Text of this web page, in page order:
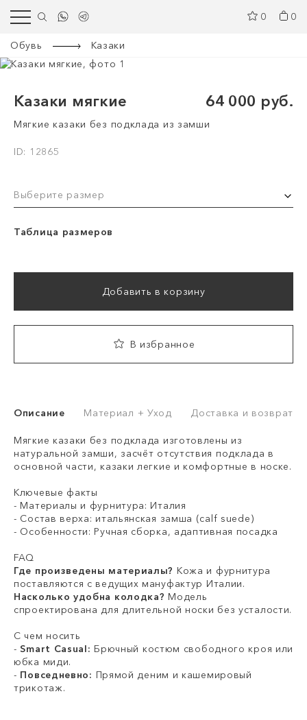
0 0
Обувь Казаки
Казаки мягкие 64 000 руб.
Мягкие казаки без подклада из замши
ID: 12865
Выберите размер
Таблица размеров
Добавить в корзину
В избранное
Описание Материал + Уход Доставка и возврат
Мягкие казаки без подклада изготовлены из
натуральной замши, засчёт отсутствия подклада в
основной части, казаки легкие и комфортные в носке.
Ключевые факты
- Материалы и фурнитура: Италия
- Состав верха: итальянская замша (calf suede)
- Особенности: Ручная сборка, адаптивная посадка
FAQ
Где произведены материалы? Кожа и фурнитура
поставляются с ведущих мануфактур Италии.
Насколько удобна колодка? Модель
спроектирована для длительной носки без усталости.
С чем носить
-Smart Casual: Брючный костюм свободного кроя или
юбка миди.
- Повседневно: Прямой деним и кашемировый
трикотаж.